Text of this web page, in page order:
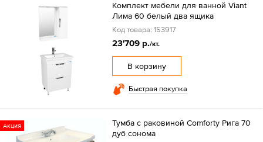
Комплект мебели для ванной Viant
Лима 60 белый два ящика
Код товара: 153917
23'709 р./кт.
В корзину
Быстрая покупка
Акция
Тумба с раковиной Comforty Рига 70
дуб сонома